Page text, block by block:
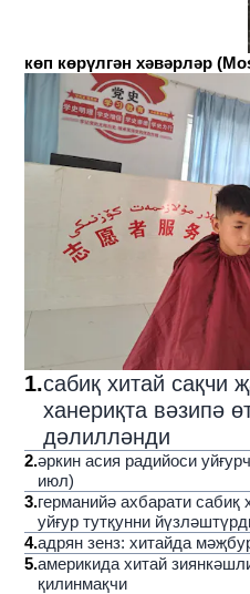
көп көрүлгән хәвәрләр
1.сабиқ хитай сақчи
ханериқта вәзипә
дәлилләнди
2.әркин асия радийоси
июл)
3.германийә ахбарати сабиқ
уйғур тутқунни
4.адрян зенз: хитайда
5.америкида хитай
қилинмақчи